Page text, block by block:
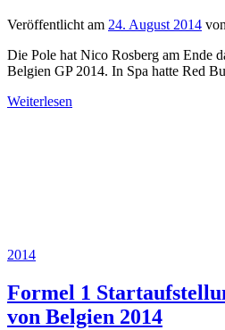
Veröffentlicht am 24. August 2014
Die Pole hat Nico Rosberg am Ende
Belgien GP 2014. In Spa hatte Red
Weiterlesen
2014
Formel 1
von Belgien 2014